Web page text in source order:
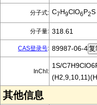
分子式: C7H9ClO6P2S
分子量: 318.61
CAS登录号: 89987-06-4
InChI:
1S/
其他信息